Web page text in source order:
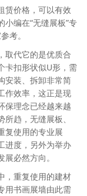
赁价格，可以有效
编在“无缝展板”专
考。
取代它的是优质合
卡扣形状似U形，需
安装、拆卸非常简
作效率，这正是现
保理念已经越来越
趋，无缝展板、
复使用的专业展
进度，另外为举办
必然方向。
，重复使用的建材
用书画展墙由此需